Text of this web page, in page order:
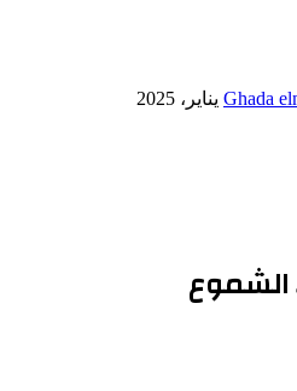
Ghada
الشموع